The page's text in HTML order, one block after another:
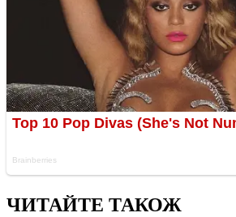
ЧИТАЙТЕ ТАКОЖ